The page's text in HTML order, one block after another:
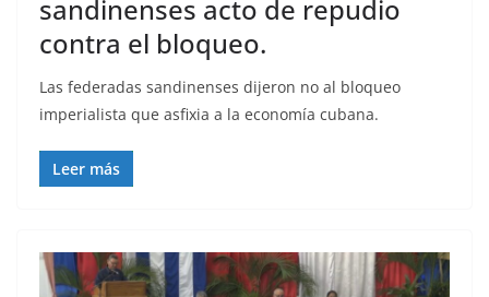
sandinenses acto de repudio
contra el bloqueo.
Las federadas sandinenses dijeron no al bloqueo
imperialista que asfixia a la economía cubana.
Leer más